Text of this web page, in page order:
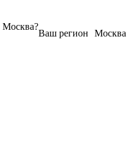
Москва
Ваш регион
Москва?